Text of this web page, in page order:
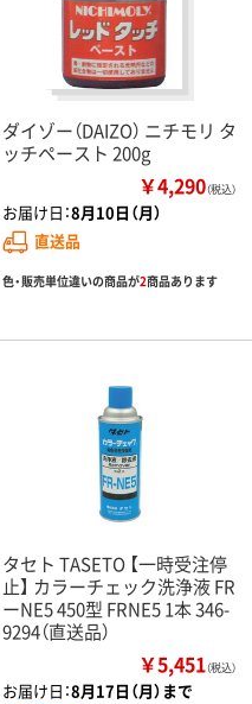
ダイゾー（DAIZO） ニチモリ タ
ッチペースト 200g
￥4,290（税込）
お届け日：8月10日（月）
直送品
色・販売単位違いの商品が2商品あります
タセト TASETO 【一時受注停
止】 カラーチェック洗浄液 FR
ーNE5 450型 FRNE5 1本 346-
9294（直送品）
￥5,451（税込）
お届け日：8月17日（月）まで